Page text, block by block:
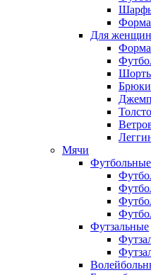
Форма
Для женщин
Форма
Брюки
Мячи
Футбольные
Футзальные